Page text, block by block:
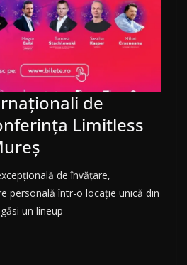
de
Limitless
de învățare,
personală într-o locație unică din
un lineup